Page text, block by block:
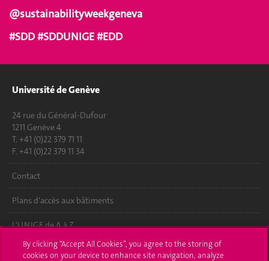
@sustainabilityweekgeneva
#SDD #SDDUNIGE #EDD
Université de Genève
24 rue du Général-Dufour
1211 Genève 4
T. +41 (0)22 379 71 11
F. +41 (0)22 379 11 34
Contact
Plans d'accès aux bâtiments
L'UNIGE de A à Z
Politique et configuration des cookies
By clicking “Accept All Cookies”, you agree to the storing of
cookies on your device to enhance site navigation, analyze